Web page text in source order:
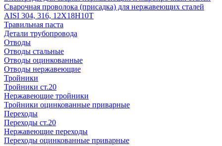
Сварочная проволока (присадка) для нержавеющих сталей
AISI 304, 316, 12Х18Н10Т
Травильная паста
Детали трубопровода
Отводы
Отводы стальные
Отводы оцинкованные
Отводы нержавеющие
Тройники
Тройники ст.20
Нержавеющие тройники
Тройники оцинкованные приварные
Переходы
Переходы ст.20
Нержавеющие переходы
Переходы оцинкованные приварные